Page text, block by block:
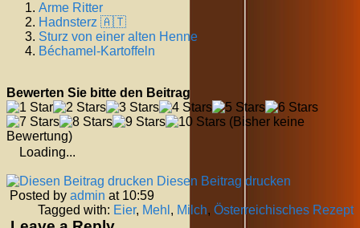
Arme Ritter
Hadnsterz 🇦🇹
Sturz von einer alten Henne
Béchamel-Kartoffeln
Bewerten Sie bitte den Beitrag
(Bisher keine
Bewertung)
Loading...
Diesen Beitrag drucken
Posted by admin at 10:59
Tagged with: Eier, Mehl , Milch, Österreichisches Rezept